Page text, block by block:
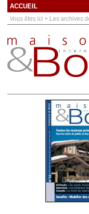
ACCUEIL
Vous êtes ici > Les archives